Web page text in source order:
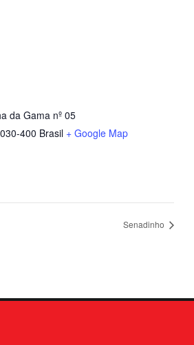
da Gama nº 05
400 Brasil + Google Map
Senadinho